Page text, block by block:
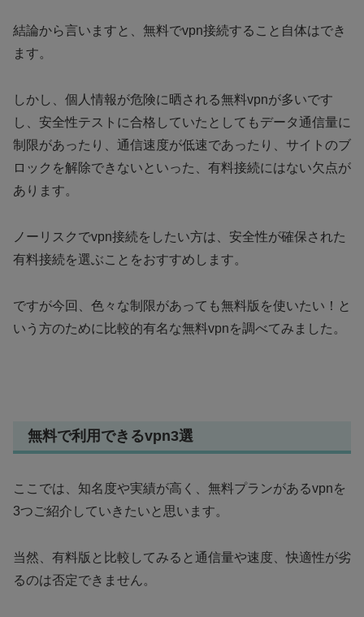
結論から言いますと、無料でvpn接続すること自体はでき
ます。
しかし、個人情報が危険に晒される無料vpnが多いです
し、安全性テストに合格していたとしてもデータ通信量に
制限があったり、通信速度が低速であったり、サイトのブ
ロックを解除できないといった、有料接続にはない欠点が
あります。
ノーリスクでvpn接続をしたい方は、安全性が確保された
有料接続を選ぶことをおすすめします。
ですが今回、色々な制限があっても無料版を使いたい！と
いう方のために比較的有名な無料vpnを調べてみました。
無料で利用できるvpn3選
ここでは、知名度や実績が高く、無料プランがあるvpnを
3つご紹介していきたいと思います。
当然、有料版と比較してみると通信量や速度、快適性が劣
るのは否定できません。